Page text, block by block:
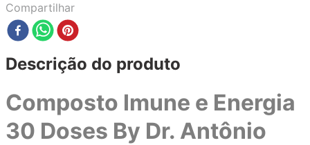
Compartilhar
Descrição do produto
Composto Imune e Energia
30 Doses By Dr. Antônio